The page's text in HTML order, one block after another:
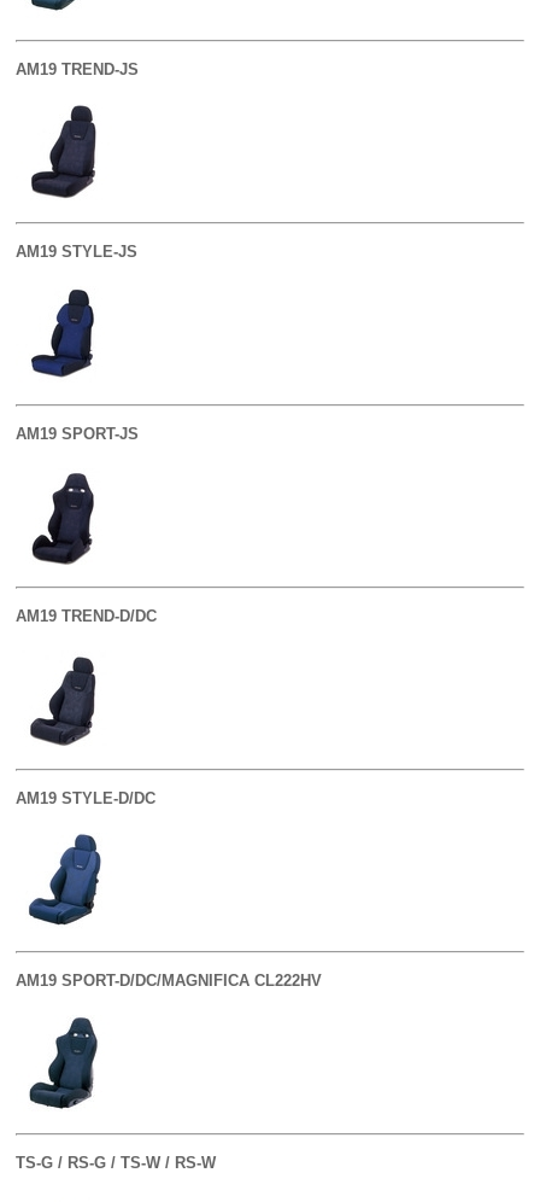
AM19 TREND-JS
AM19 STYLE-JS
AM19 SPORT-JS
AM19 TREND-D/DC
AM19 STYLE-D/DC
AM19 SPORT-D/DC/MAGNIFICA CL222HV
TS-G / RS-G / TS-W / RS-W